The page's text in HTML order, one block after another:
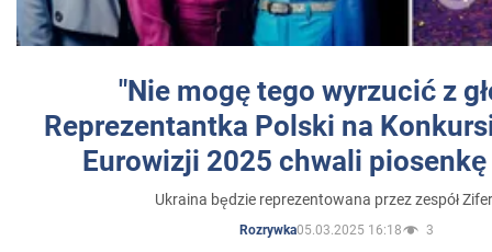
"Nie mogę tego wyrzucić z
Reprezentantka Polski na
Eurowizji 2025 chwali
Ukraina będzie reprezentowana przez zespół
Rozrywka05.03.2025 16:18 3